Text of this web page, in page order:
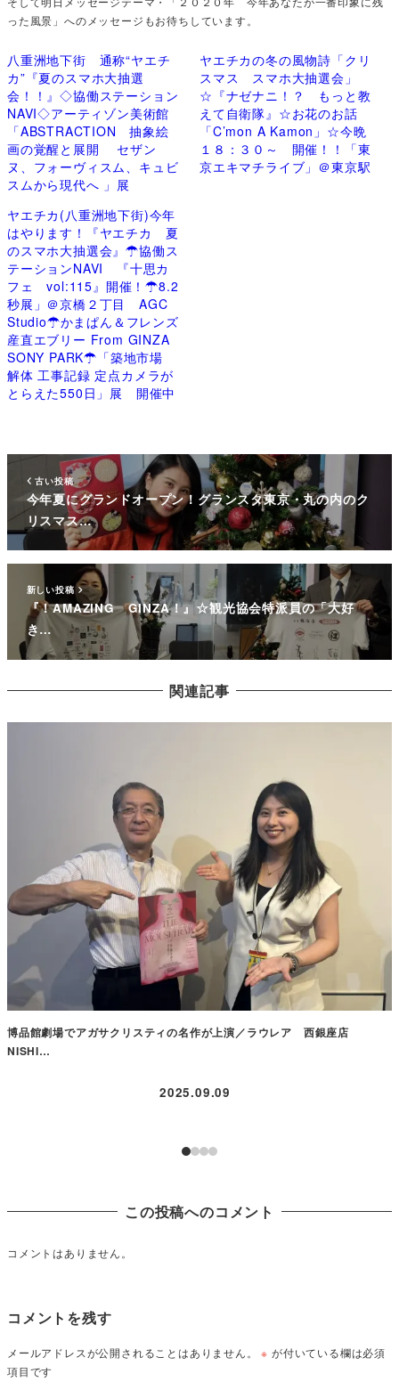
った風景」へのメッセージもお待ちしています。
八重洲地下街 通称“ヤエチ
カ”『夏のスマホ大抽選
会！！』◇協働ステーション
NAVI◇アーティゾン美術館
「ABSTRACTION 抽象絵
画の覚醒と展開 セザン
ヌ、フォーヴィスム、キュビ
スムから現代へ 」展
ヤエチカの冬の風物詩「クリ
スマス スマホ大抽選会」
☆『ナゼナニ！？ もっと教
えて自衛隊』☆お花のお話
「C’mon A Kamon」☆今晩
１８：３０～ 開催！！「東
京エキマチライブ」＠東京駅
ヤエチカ(八重洲地下街)今年
はやります！『ヤエチカ 夏
のスマホ大抽選会』☂協働ス
テーションNAVI 『十思カ
フェ vol:115』開催！☂8.2
秒展」＠京橋２丁目 AGC
Studio☂かまぱん＆フレンズ
産直エブリー From GINZA
SONY PARK☂「築地市場
解体 工事記録 定点カメラが
とらえた550日」展 開催中
古い投稿
今年夏にグランドオープン！グランスタ東京・丸の内のク
リスマス…
新しい投稿
『！AMAZING GINZA！』☆観光協会特派員の「大好
き…
関連記事
博品館劇場でアガサクリスティの名作が上演／ラウレア 西銀座店
NISHI…
2025.09.09
この投稿へのコメント
コメントはありません。
コメントを残す
メールアドレスが公開されることはありません。 ※ が付いている欄は必須
項目です